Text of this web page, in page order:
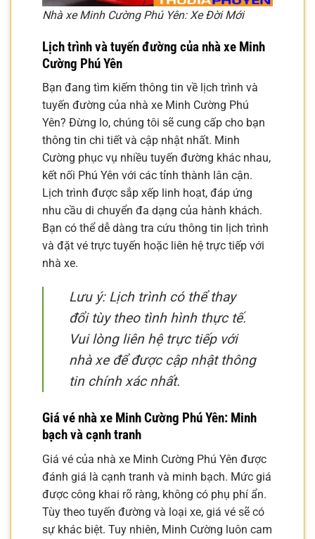
Nhà xe Minh Cường Phú Yên: Xe Đời Mới
Lịch trình và tuyến đường của nhà xe Minh
Cường Phú Yên
Bạn đang tìm kiếm thông tin về lịch trình và
tuyến đường của nhà xe Minh Cường Phú
Yên? Đừng lo, chúng tôi sẽ cung cấp cho bạn
thông tin chi tiết và cập nhật nhất. Minh
Cường phục vụ nhiều tuyến đường khác nhau,
kết nối Phú Yên với các tỉnh thành lân cận.
Lịch trình được sắp xếp linh hoạt, đáp ứng
nhu cầu di chuyển đa dạng của hành khách.
Bạn có thể dễ dàng tra cứu thông tin lịch trình
và đặt vé trực tuyến hoặc liên hệ trực tiếp với
nhà xe.
Lưu ý: Lịch trình có thể thay
đổi tùy theo tình hình thực tế.
Vui lòng liên hệ trực tiếp với
nhà xe để được cập nhật thông
tin chính xác nhất.
Giá vé nhà xe Minh Cường Phú Yên: Minh
bạch và cạnh tranh
Giá vé của nhà xe Minh Cường Phú Yên được
đánh giá là cạnh tranh và minh bạch. Mức giá
được công khai rõ ràng, không có phụ phí ẩn.
Tùy theo tuyến đường và loại xe, giá vé sẽ có
sự khác biệt. Tuy nhiên, Minh Cường luôn cam